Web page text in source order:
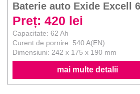
Baterie auto Exide Excell
Preț: 420 lei
Capacitate: 62 Ah
Curent de pornire: 540 A(EN)
Dimensiuni: 242 x 175 x 190 mm
mai multe detalii